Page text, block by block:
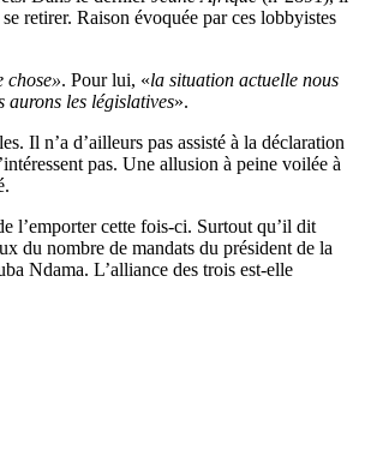
retirer. Raison évoquée par ces lobbyistes
chose». Pour lui, «la situation actuelle nous
aurons les législatives».
Il n’a d’ailleurs pas assisté à la déclaration
pas. Une allusion à peine voilée à
l’emporter cette fois-ci. Surtout qu’il dit
du nombre de mandats du président de la
Ndama. L’alliance des trois est-elle